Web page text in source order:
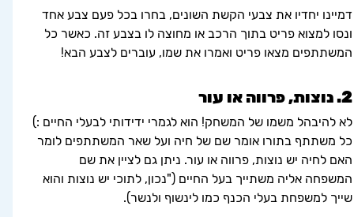
דמיינו יחדיו את צבעי הקשת השונים, בחרו בכל פעם צבע אחד
ונסו למצוא פריט בתוך הרכב או מחוצה לו בצבע זה. כאשר כל
המשתתפים מצאו פריט ואמרו את שמו, עוברים לצבע הבא!
2. נוצות, פרווה או עור
לא להיבהל משמו של המשחק! הוא לגמרי ידידותי לבעלי החיים :)
כל משתתף בתורו אומר שם של חיה ועל שאר המשתתפים לומר
האם לחיה יש נוצות, פרווה או עור. ניתן גם לציין את שם
המשפחה אליה משתייך בעל החיים ("נכון, לתוכי יש נוצות והוא
שייך למשפחת בעלי הכנף כמו לינשוף ולנשר).